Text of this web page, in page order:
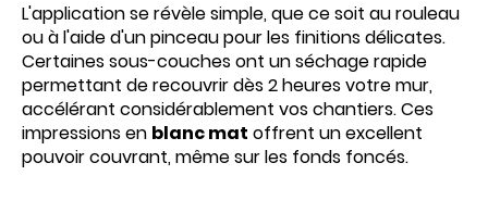
L'application se révèle simple, que ce soit au rouleau
ou à l'aide d'un pinceau pour les finitions délicates.
Certaines sous-couches ont un séchage rapide
permettant de recouvrir dès 2 heures votre mur,
accélérant considérablement vos chantiers. Ces
impressions en blanc mat offrent un excellent
pouvoir couvrant, même sur les fonds foncés.